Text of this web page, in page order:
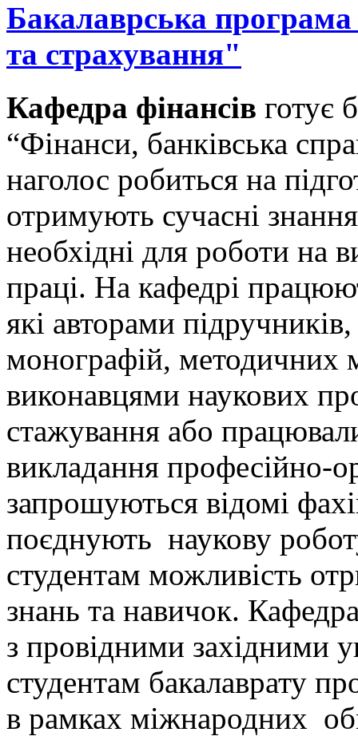
Бакалаврська
та страхування"
Кафедра фінансів готує
“Фінанси, банківська
наголос робиться на
отримують сучасні
необхідні для роботи на
праці. На кафедрі
які авторами
монографій, методичних
виконавцями наукових
стажування або
викладання професійно-
запрошуються відомі
поєднують наукову
студентам можливість
знань та навичок.
з провідними західними
студентам бакалаврату
в рамках міжнародних